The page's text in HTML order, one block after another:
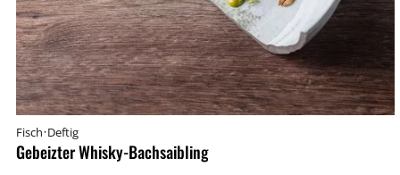
Fisch·Deftig
Gebeizter Whisky-Bachsaibling